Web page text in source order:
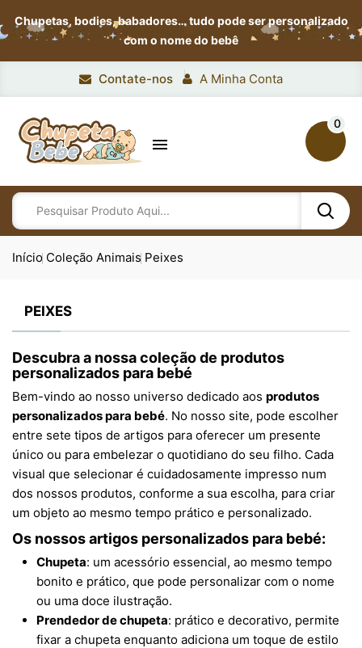
Chupetas, bodies, babadores…tudo pode ser personalizado
com o nome do bebê
Contate-nos A Minha Conta

0
Início Coleção Animais Peixes
PEIXES
Descubra a nossa coleção de produtos
personalizados para bebé
Bem-vindo ao nosso universo dedicado aos produtos
personalizados para bebé. No nosso site, pode escolher
entre sete tipos de artigos para oferecer um presente
único ou para embelezar o quotidiano do seu filho. Cada
visual que selecionar é cuidadosamente impresso num
dos nossos produtos, conforme a sua escolha, para criar
um objeto ao mesmo tempo prático e personalizado.
Os nossos artigos personalizados para bebé:
Chupeta: um acessório essencial, ao mesmo tempo
bonito e prático, que pode personalizar com o nome
ou uma doce ilustração.
Prendedor de chupeta: prático e decorativo, permite
fixar a chupeta enquanto adiciona um toque de estilo